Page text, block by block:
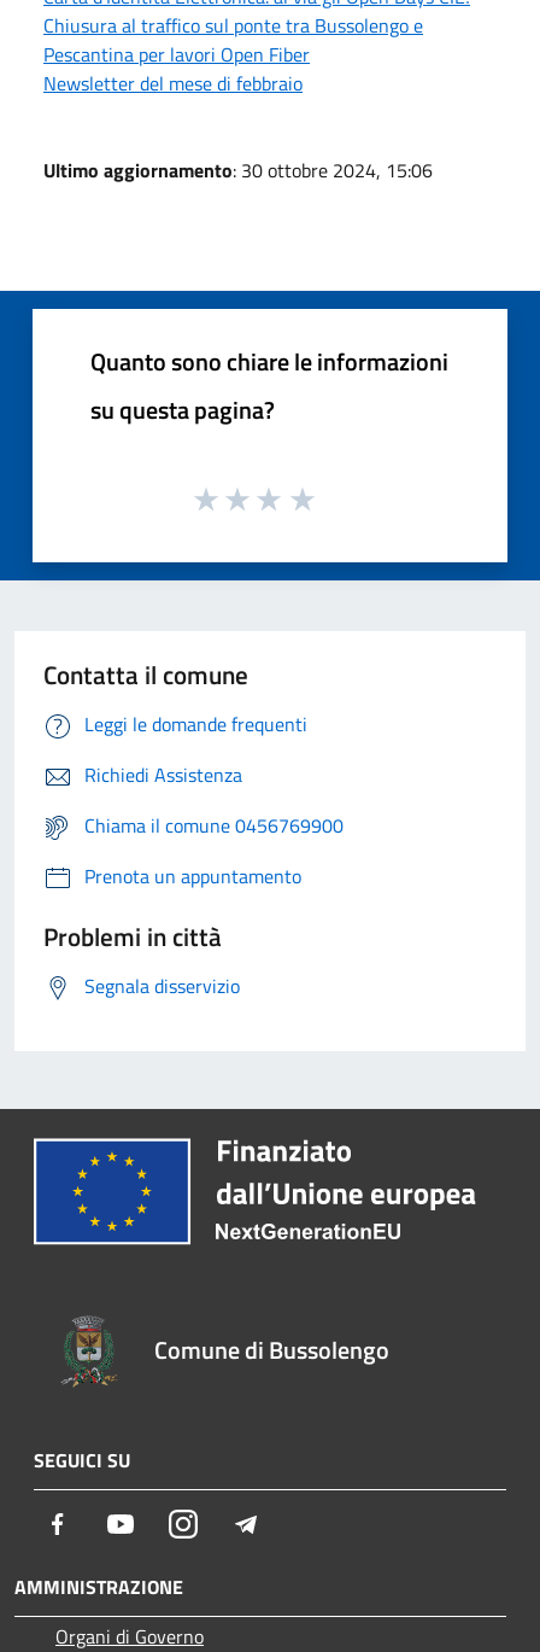
Chiusura al traffico sul ponte tra Bussolengo e
Pescantina per lavori Open Fiber
Newsletter del mese di febbraio
Ultimo aggiornamento: 30 ottobre 2024, 15:06
Quanto sono chiare le informazioni
su questa pagina?
Contatta il comune
Leggi le domande frequenti
Richiedi Assistenza
Chiama il comune 0456769900
Prenota un appuntamento
Problemi in città
Segnala disservizio
Comune di Bussolengo
SEGUICI SU
Facebook YoutubeInstagram
AMMINISTRAZIONE
Organi di Governo